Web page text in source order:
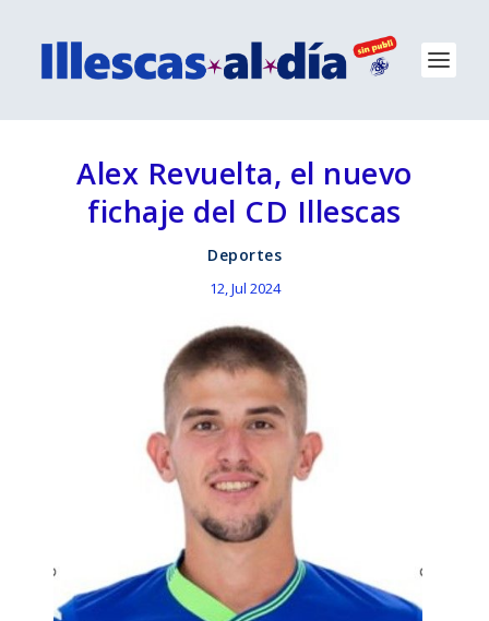
Alex Revuelta, el nuevo
fichaje del CD Illescas
Deportes
12, Jul 2024